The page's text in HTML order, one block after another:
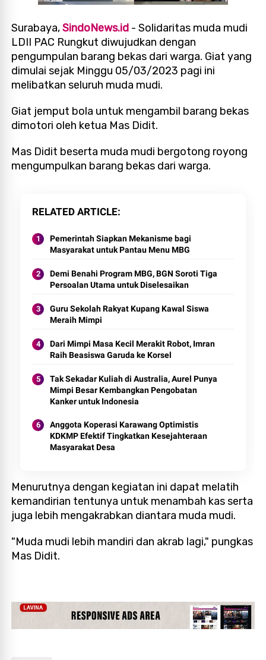
Surabaya,SindoNews.id -Solidaritas muda mudi
LDII PAC Rungkut diwujudkan dengan
pengumpulan barang bekas dari warga. Giat yang
dimulai sejak Minggu 05/03/2023 pagi ini
melibatkan seluruh muda mudi.
Giat jemput bola untuk mengambil barang bekas
dimotori oleh ketua Mas Didit.
Mas Didit beserta muda mudi bergotong royong
mengumpulkan barang bekas dari warga.
RELATED ARTICLE
Pemerintah Siapkan Mekanisme bagi
Masyarakat untuk Pantau Menu MBG
Demi Benahi Program MBG, BGN Soroti Tiga
Persoalan Utama untuk Diselesaikan
Guru Sekolah Rakyat Kupang Kawal Siswa
Meraih Mimpi
Dari Mimpi Masa Kecil Merakit Robot, Imran
Raih Beasiswa Garuda ke Korsel
Tak Sekadar Kuliah di Australia, Aurel Punya
Mimpi Besar Kembangkan Pengobatan
Kanker untuk Indonesia
Anggota Koperasi Karawang Optimistis
KDKMP Efektif Tingkatkan Kesejahteraan
Masyarakat Desa
Menurutnya dengan kegiatan ini dapat melatih
kemandirian tentunya untuk menambah kas serta
juga lebih mengakrabkan diantara muda mudi.
"Muda mudi lebih mandiri dan akrab lagi," pungkas
Mas Didit.